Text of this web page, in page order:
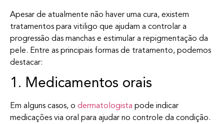
Apesar de atualmente não haver uma cura, existem
tratamentos para vitiligo que ajudam a controlar a
progressão das manchas e estimular a repigmentação da
pele. Entre as principais formas de tratamento, podemos
destacar:
1. Medicamentos orais
Em alguns casos, o dermatologista pode indicar
medicações via oral para ajudar no controle da condição.